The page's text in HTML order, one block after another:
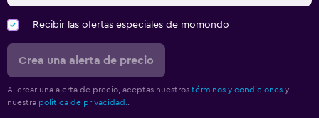
Recibir las ofertas especiales de momondo
Crea una alerta de precio
Al crear una alerta de precio, aceptas nuestros términos y condiciones y
nuestra política de privacidad.